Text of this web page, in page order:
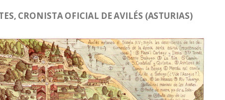
CRONISTA OFICIAL DE AVILÉS (ASTURIAS)